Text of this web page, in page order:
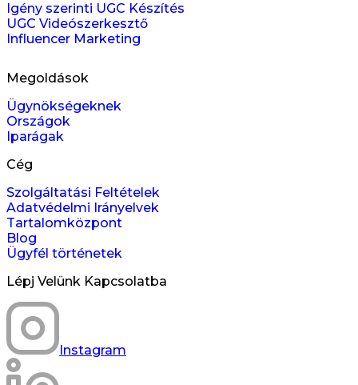
Igény szerinti UGC Készítés
UGC Videószerkesztő
Influencer Marketing
Megoldások
Ügynökségeknek
Országok
Iparágak
Cég
Szolgáltatási Feltételek
Adatvédelmi Irányelvek
Tartalomközpont
Blog
Ügyfél történetek
Lépj Velünk Kapcsolatba
Instagram